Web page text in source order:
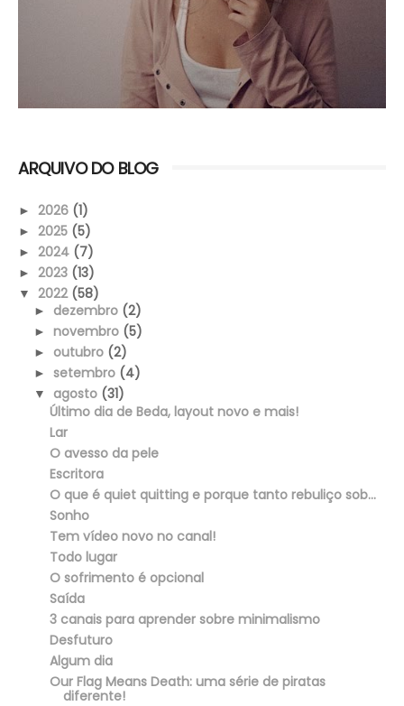
ARQUIVO DO BLOG
► 2026 (1)
► 2025 (5)
► 2024 (7)
► 2023 (13)
▼ 2022 (58)
► dezembro (2)
► novembro (5)
► outubro (2)
► setembro (4)
▼ agosto (31)
Último dia de Beda, layout novo e mais!
Lar
O avesso da pele
Escritora
O que é quiet quitting e porque tanto rebuliço sob...
Sonho
Tem vídeo novo no canal!
Todo lugar
O sofrimento é opcional
Saída
3 canais para aprender sobre minimalismo
Desfuturo
Algum dia
Our Flag Means Death: uma série de piratas
diferente!